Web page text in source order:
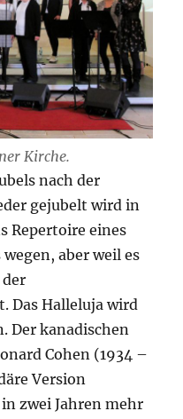
Kirche.
nach der
gejubelt wird in
Repertoire eines
wegen, aber weil es
Das Halleluja wird
Der kanadischen
Cohen (1934 –
Version
zwei Jahren mehr